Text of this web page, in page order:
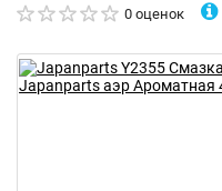
0 оценок